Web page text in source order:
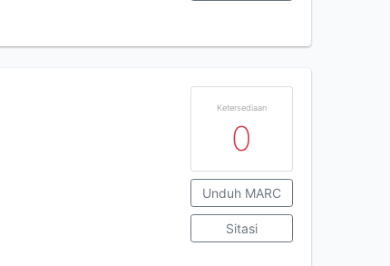
Ketersediaan
0
Unduh MARC
Sitasi